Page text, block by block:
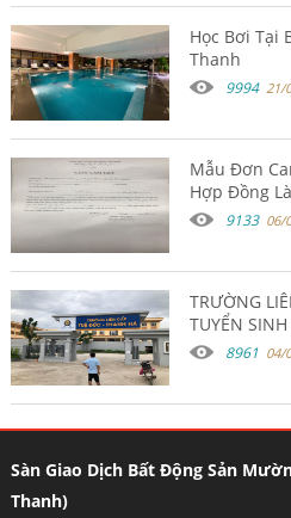
Học Bơi Tại
Thanh
9994 21/
Mẫu Đơn
Hợp Đồng
9133 06/
TRƯỜNG
TUYỂN
KHU ĐÔ THỊ
8961 04/
Sàn Giao Dịch Bất Động Sản
Thanh)